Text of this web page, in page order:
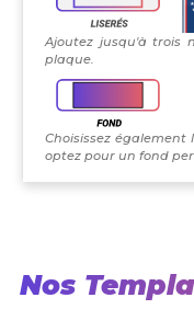
Ajoutez jusqu'à trois
plaque.
Choisissez
optez pour un fond
Nos